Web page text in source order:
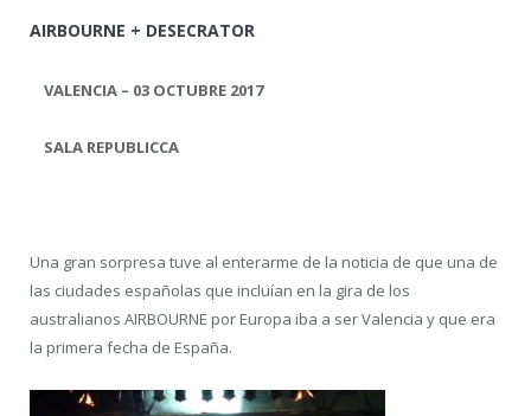
AIRBOURNE + DESECRATOR
VALENCIA – 03 OCTUBRE 2017
SALA REPUBLICCA
Una gran sorpresa tuve al enterarme de la noticia de que una de
las ciudades españolas que incluían en la gira de los
australianos AIRBOURNE por Europa iba a ser Valencia y que era
la primera fecha de España.